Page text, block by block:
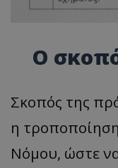
Ο
Σκοπός της π
η τροποποίηση
Νόμου, ώστε